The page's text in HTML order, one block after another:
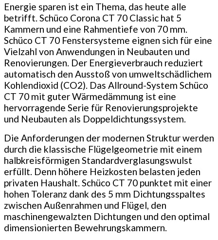
Energie sparen ist ein Thema, das heute alle
betrifft. Schüco Corona CT 70 Classic hat 5
Kammern und eine Rahmentiefe von 70 mm.
Schüco CT 70 Fenstersysteme eignen sich für eine
Vielzahl von Anwendungen in Neubauten und
Renovierungen. Der Energieverbrauch reduziert
automatisch den Ausstoß von umweltschädlichem
Kohlendioxid (CO2). Das Allround-System Schüco
CT 70 mit guter Wärmedämmung ist eine
hervorragende Serie für Renovierungsprojekte
und Neubauten als Doppeldichtungssystem.
Die Anforderungen der modernen Struktur werden
durch die klassische Flügelgeometrie mit einem
halbkreisförmigen Standardverglasungswulst
erfüllt. Denn höhere Heizkosten belasten jeden
privaten Haushalt. Schüco CT 70 punktet mit einer
hohen Toleranz dank des 5 mm Dichtungsspaltes
zwischen Außenrahmen und Flügel, den
maschinengewalzten Dichtungen und den optimal
dimensionierten Bewehrungskammern.